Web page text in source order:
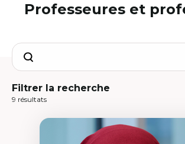
Professeures et
Search
Filtrer la recherche
9 résultats